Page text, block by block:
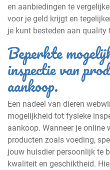
en aanbiedingen te
voor je geld krijgt en
je kunt besteden aan quality
Beperkte
inspectie van
aankoop.
Een nadeel van dieren
mogelijkheid tot fysieke
aankoop. Wanneer je online
producten zoals voeding,
jouw huisdier persoonlijk te
kwaliteit en geschiktheid.